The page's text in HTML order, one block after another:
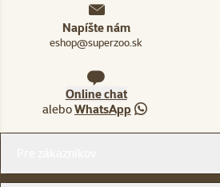
Napíšte nám
eshop@superzoo.sk
Online chat
aleboWhatsApp